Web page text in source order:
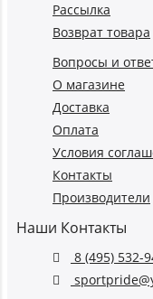
Рассылка
Возврат товара
Вопросы и
О магазине
Доставка
Оплата
Условия
Контакты
Производители
Наши Контакты
8 (495) 532-